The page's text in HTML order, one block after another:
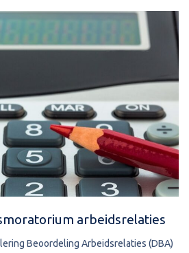
arbeidsrelaties
Beoordeling Arbeidsrelaties (DBA)